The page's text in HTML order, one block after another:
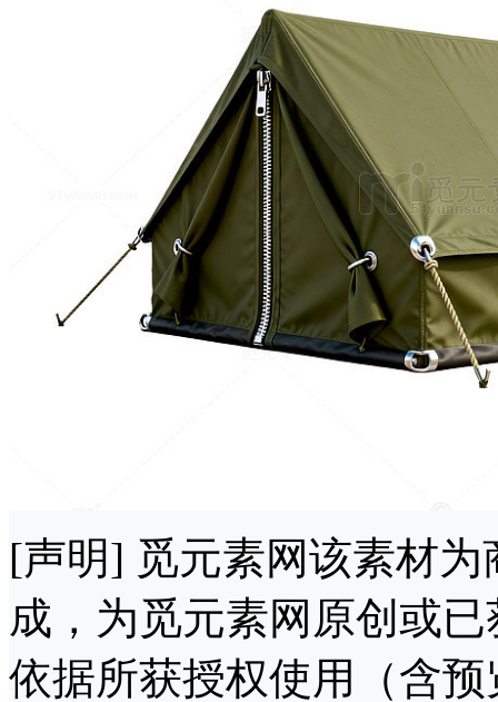
[声明] 觅元素网该素材
成，为觅元素网原创或
依据所获授权使用（含